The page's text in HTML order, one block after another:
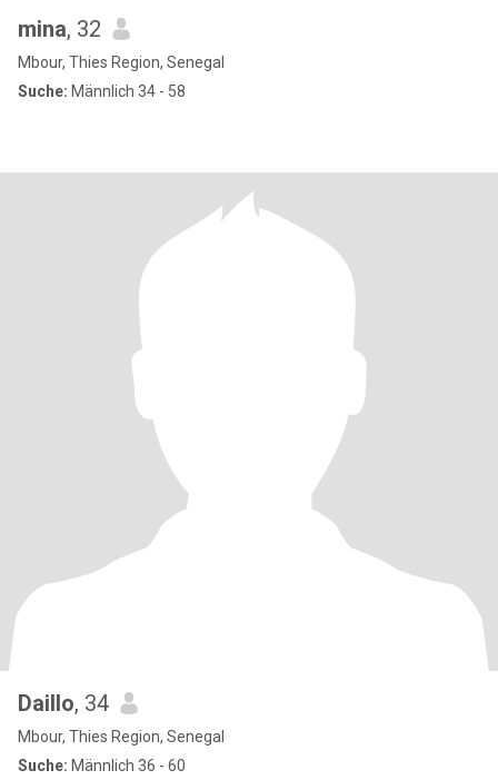
mina, 32
Mbour, Thies Region, Senegal
Suche: Männlich 34 - 58
Daillo, 34
Mbour, Thies Region, Senegal
Suche: Männlich 36 - 60